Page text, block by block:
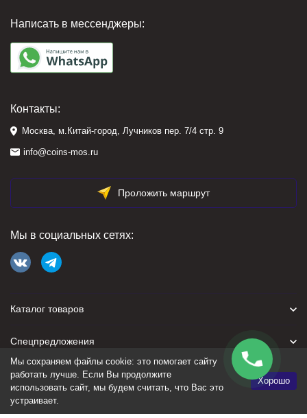
Написать в мессенджеры:
Контакты:
Москва, м.Китай-город, Лучников пер. 7/4 стр. 9
info@coins-mos.ru
Проложить маршрут
Мы в социальных сетях:
Каталог товаров
Спецпредложения
Для покупателя
Политика персональных данных
Мы сохраняем файлы cookie: это помогает сайту
работать лучше. Если Вы продолжите
использовать сайт, мы будем считать, что Вас это
устраивает.
Хорошо